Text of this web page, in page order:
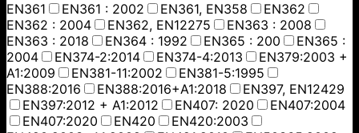
EN361
EN361 : 2002 EN361, EN358
EN362
EN362 : 2004
EN362, EN12275
EN363 : 2008
EN363 : 2018
EN364 : 1992 EN365 : 200
EN365 :
2004
EN374-2:2014 EN374-4:2013
EN379:2003 +
A1:2009
EN381-11:2002
EN381-5:1995
EN388:2016
EN388:2016+A1:2018
EN397, EN12429
EN397:2012 + A1:2012
EN407: 2020
EN407:2004
EN407:2020
EN420
EN420:2003